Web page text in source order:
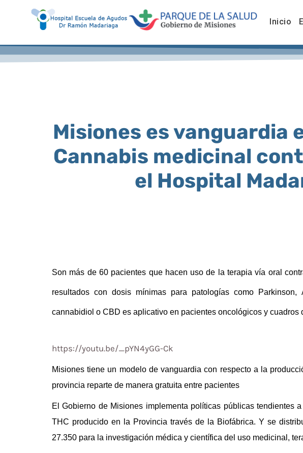
Inicio
Misiones es vanguardia
Cannabis medicinal
el Hospital
Son más de 60 pacientes que hacen uso de la terapia vía oral
resultados con dosis mínimas para patologías como Parkinson,
cannabidiol o CBD es aplicativo en pacientes oncológicos y cuadros
https://youtu.be/_pYN4yGG-Ck
Misiones tiene un modelo de vanguardia con respecto a la
provincia reparte de manera gratuita entre pacientes
El Gobierno de Misiones implementa políticas públicas
THC producidoen la Provincia través de la Biofábrica. Y se
27.350 para la investigación médica y científica del uso medicinal,